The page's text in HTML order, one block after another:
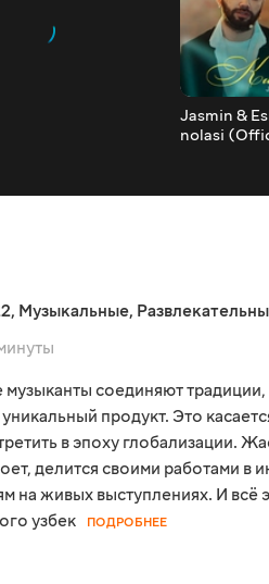
Jasmin &
nolasi
, Музыкальные,
музыканты соединяют
продукт. Это
в эпоху глобализации.
делится своими работами в
на живых выступлениях. И всё
узбек
ПОДРОБНЕЕ